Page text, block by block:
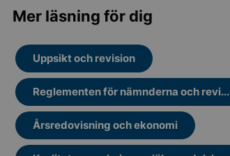
Mer läsning för dig
Uppsikt och revision
Reglementen för nämnderna och revi...
Årsredovisning och ekonomi